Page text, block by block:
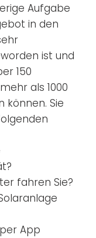
Aufgabe
in den
ist und
150
als 1000
können. Sie
fahren Sie?
App